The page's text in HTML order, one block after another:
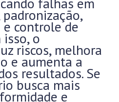
controle de
isso, o
riscos, melhora
e aumenta a
resultados. Se
busca mais
e